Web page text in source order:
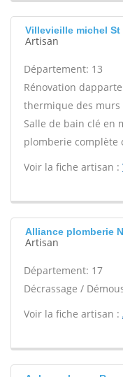
Villevieille michel
Artisan
Département: 13
Rénovation
thermique des murs
Salle de bain clé en
plomberie complète
Voir la fiche artisan :
Alliance plomberie
Artisan
Département: 17
Décrassage /
Voir la fiche artisan :